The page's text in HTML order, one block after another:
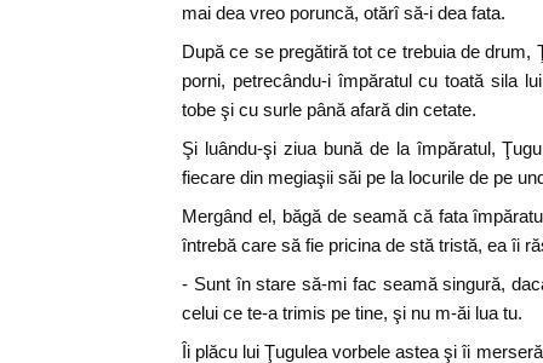
mai dea vreo poruncă, otărî să-i dea fata.
După ce se pregătiră tot ce trebuia de drum,
porni, petrecându-i împăratul cu toată sila
tobe şi cu surle până afară din cetate.
Şi luându-şi ziua bună de la împăratul,
fiecare din megiaşii săi pe la locurile de pe
Mergând el, băgă de seamă că fata
întrebă care să fie pricina de stă tristă, ea îi
- Sunt în stare să-mi fac seamă singură,
celui ce te-a trimis pe tine, şi nu m-ăi lua tu.
Îi plăcu lui Ţugulea vorbele astea şi îi